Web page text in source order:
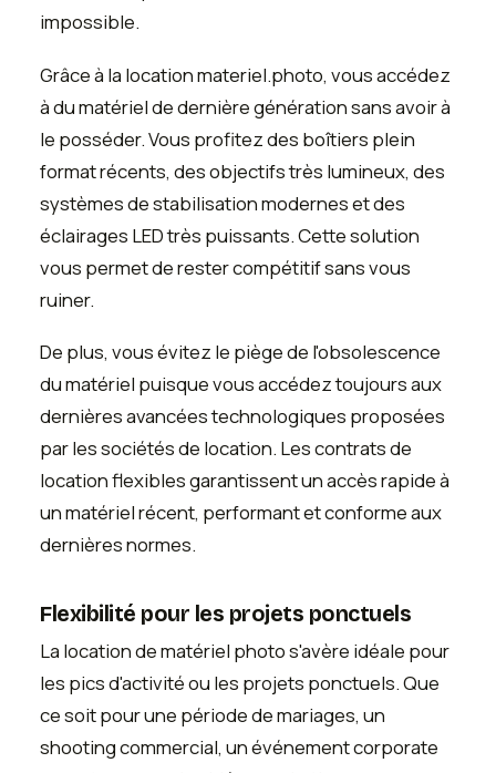
impossible.
Grâce à la location materiel.photo, vous accédez
à du matériel de dernière génération sans avoir à
le posséder. Vous profitez des boîtiers plein
format récents, des objectifs très lumineux, des
systèmes de stabilisation modernes et des
éclairages LED très puissants. Cette solution
vous permet de rester compétitif sans vous
ruiner.
De plus, vous évitez le piège de l'obsolescence
du matériel puisque vous accédez toujours aux
dernières avancées technologiques proposées
par les sociétés de location. Les contrats de
location flexibles garantissent un accès rapide à
un matériel récent, performant et conforme aux
dernières normes.
Flexibilité pour les projets ponctuels
La location de matériel photo s'avère idéale pour
les pics d'activité ou les projets ponctuels. Que
ce soit pour une période de mariages, un
shooting commercial, un événement corporate